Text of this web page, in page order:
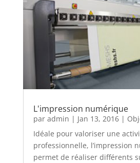
L'impression numérique
par admin | Jan 13, 2016|
Idéale pour valoriser une
professionnelle, l’impression
permet de réaliser différents